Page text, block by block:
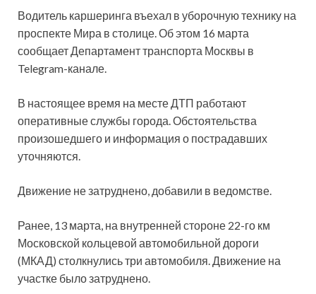
Водитель каршеринга въехал в уборочную технику на
проспекте Мира в столице. Об этом 16 марта
сообщает Департамент транспорта Москвы в
Telegram-канале.
В настоящее время на месте ДТП работают
оперативные службы города. Обстоятельства
произошедшего и информация о пострадавших
уточняются.
Движение не затруднено, добавили в ведомстве.
Ранее, 13 марта, на внутренней стороне 22-го км
Московской кольцевой автомобильной дороги
(МКАД) столкнулись три автомобиля. Движение на
участке было затруднено.